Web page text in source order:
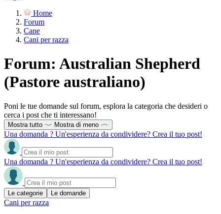
Home
Forum
Cane
Cani per razza
Forum: Australian Shepherd
(Pastore australiano)
Poni le tue domande sul forum, esplora la categoria che desideri o
cerca i post che ti interessano!
Mostra tutto Mostra di meno
Una domanda ? Un'esperienza da condividere? Crea il tuo post!
Una domanda ? Un'esperienza da condividere? Crea il tuo post!
Le categorie Le domande
Cani per razza